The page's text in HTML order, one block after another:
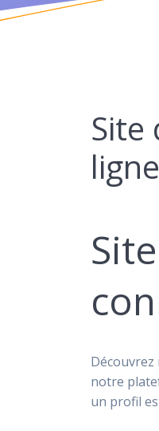
Site
ligne
notre
un profil